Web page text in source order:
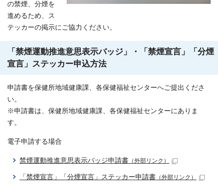
の禁煙、分煙を
進めるため、ス
テッカーの掲示にご協力ください。
「禁煙運動推進意思表示バッジ」・「禁煙宣言」「分煙
宣言」ステッカー申込方法
申請書を保健所地域健康課、各保健福祉センターへご提出くださ
い。
※申請書は、保健所地域健康課、各保健福祉センターにありま
す。
電子申請する場合
禁煙運動推進意思表示バッジ申請書 （外部リンク）
「禁煙宣言」「分煙宣言」ステッカー申請書 （外部リンク）